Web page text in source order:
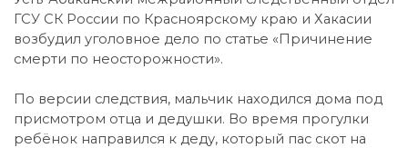
ГСУ СК России по Красноярскому краю и Хакасии
возбудил уголовное дело по статье «Причинение
смерти по неосторожности».
По версии следствия, мальчик находился дома под
присмотром отца и дедушки. Во время прогулки
ребёнок направился к деду, который пас скот на